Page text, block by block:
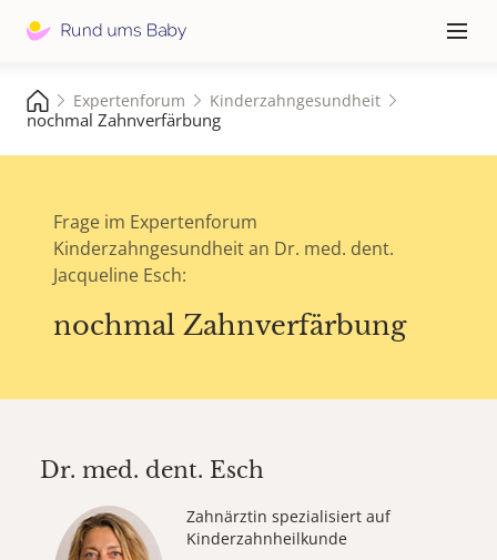
≡
Expertenforum Kinderzahngesundheit
nochmal Zahnverfärbung
Frage im Expertenforum
Kinderzahngesundheit an Dr. med. dent.
Jacqueline Esch:
nochmal Zahnverfärbung
Dr. med. dent. Esch
Zahnärztin spezialisiert auf
Kinderzahnheilkunde